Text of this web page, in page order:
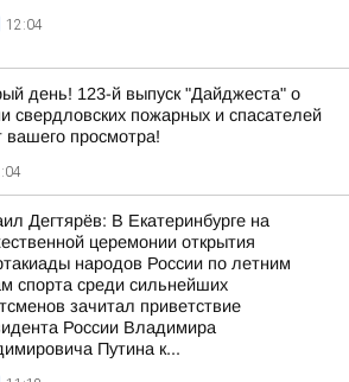
12:04
день! 123-й выпуск "Дайджеста" о
свердловских пожарных и спасателей
вашего просмотра!
Дегтярёв: В Екатеринбурге на
церемонии открытия
народов России по летним
спорта среди сильнейших
зачитал приветствие
России Владимира
Путина к...